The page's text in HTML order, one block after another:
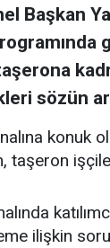
Başkan
sözün
konuk
taşeron
ilişkin